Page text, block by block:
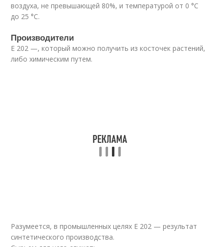
воздуха, не превышающей 80%, и температурой от 0 °C
до 25 °C.
Производители
E 202 —, который можно получить из косточек растений,
либо химическим путем.
Разумеется, в промышленных целях Е 202 — результат
синтетического производства.